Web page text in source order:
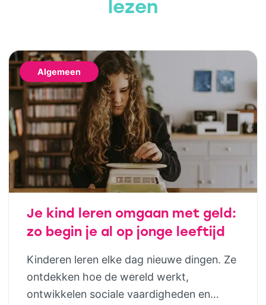
lezen
Algemeen
Je kind leren omgaan met geld:
zo begin je al op jonge leeftijd
Kinderen leren elke dag nieuwe dingen. Ze
ontdekken hoe de wereld werkt,
ontwikkelen sociale vaardigheden en